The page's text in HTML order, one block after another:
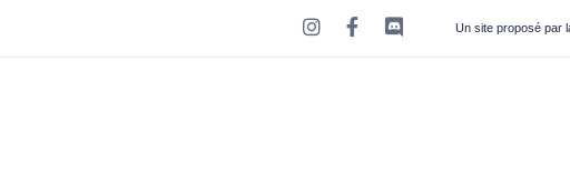
Un site proposé par